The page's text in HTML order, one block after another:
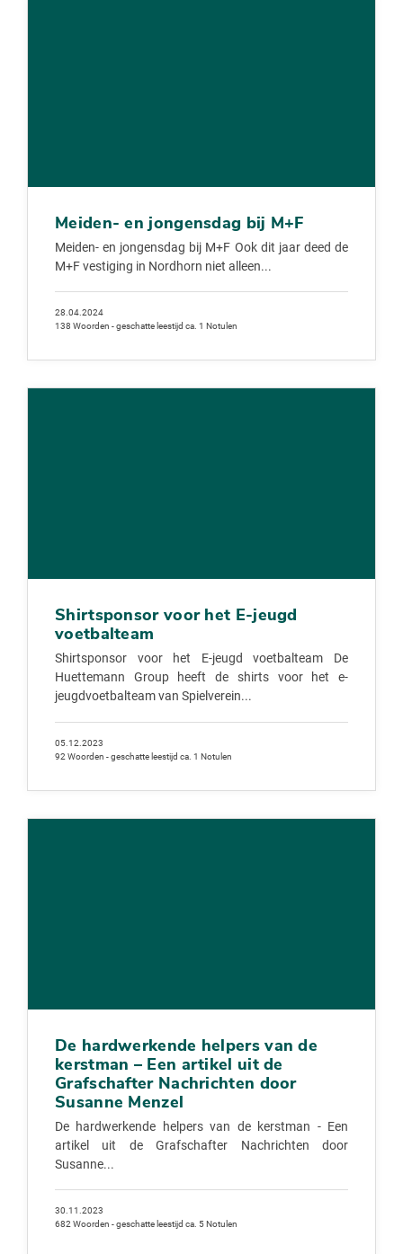
Meiden- en jongensdag bij M+F
Meiden- en jongensdag bij M+F Ook dit jaar deed de
M+F vestiging in Nordhorn niet alleen...
28.04.2024
138 Woorden - geschatte leestijd ca. 1 Notulen
Shirtsponsor voor het E-jeugd
voetbalteam
Shirtsponsor voor het E-jeugd voetbalteam De
Huettemann Group heeft de shirts voor het e-
jeugdvoetbalteam van Spielverein...
05.12.2023
92 Woorden - geschatte leestijd ca. 1 Notulen
De hardwerkende helpers van de
kerstman – Een artikel uit de
Grafschafter Nachrichten door
Susanne Menzel
De hardwerkende helpers van de kerstman - Een
artikel uit de Grafschafter Nachrichten door
Susanne...
30.11.2023
682 Woorden - geschatte leestijd ca. 5 Notulen